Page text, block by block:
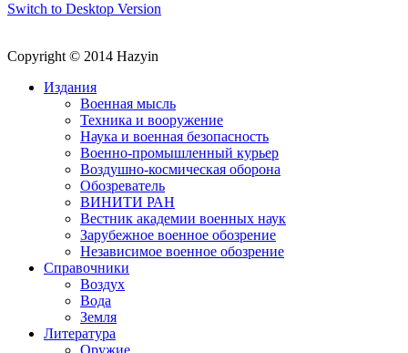
Switch to Desktop Version
Copyright © 2014 Hazyin
Издания
Военная мысль
Техника и вооружение
Наука и военная безопасность
Военно-промышленный курьер
Воздушно-космическая оборона
Обозреватель
ВИНИТИ РАН
Вестник академии военных наук
Зарубежное военное обозрение
Независимое военное обозрение
Справочники
Воздух
Вода
Земля
Литература
Оружие